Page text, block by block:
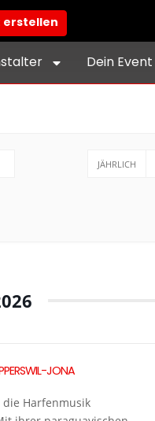
erstellen
Dein Event
JÄHRLICH
JONA
Harfenmusik